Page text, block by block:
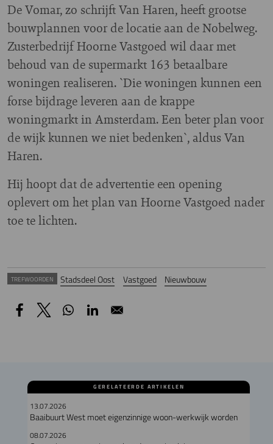
De Vomar, zo schrijft Van Haren, heeft grootse
bouwplannen voor de locatie aan de Nobelweg.
Zusterbedrijf Hoorne Vastgoed wil daar met
behoud van de supermarkt 163 betaalbare
woningen realiseren. `Die woningen kunnen een
forse bijdrage leveren aan de krappe
woningmarkt in Amsterdam. Een beter plan voor
de wijk kunnen we niet bedenken`, aldus Van
Haren.
Hij hoopt dat de advertentie een opening
oplevert om het plan van Hoorne Vastgoed nader
toe te lichten.
TREFWOORDEN Stadsdeel Oost Vastgoed Nieuwbouw
GERELATEERDE ARTIKELEN
13.07.2026
Baaibuurt West moet eigenzinnige woon-werkwijk worden
08.07.2026